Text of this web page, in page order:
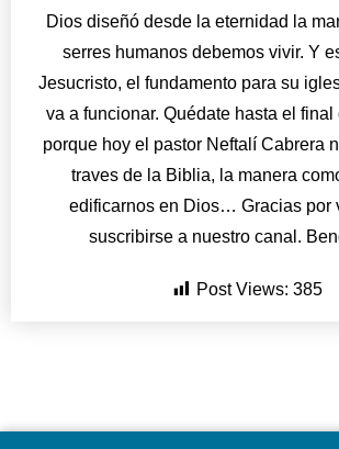
Dios diseñó desde la eternidad la
serres humanos debemos vivir. Y
Jesucristo, el fundamento para su
va a funcionar. Quédate hasta el final
porque hoy el pastor Neftalí Cabrera
traves de la Biblia, la manera
edificarnos en Dios… Gracias por
suscribirse a nuestro canal.
Post Views: 385